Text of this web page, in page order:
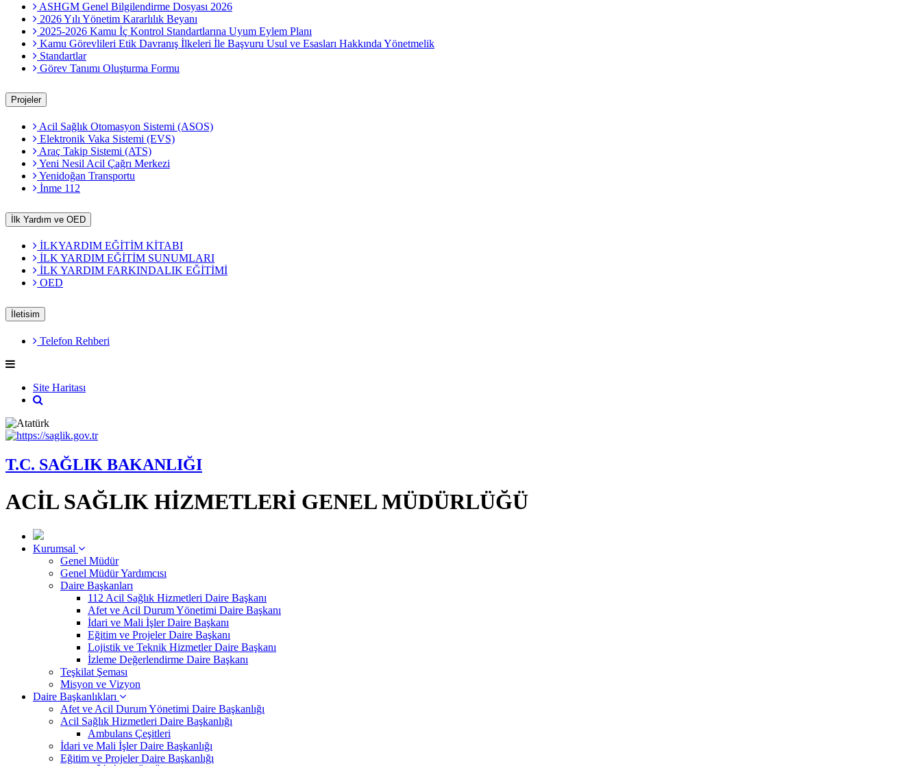
ASHGM Genel Bilgilendirme Dosyası 2026
2026 Yılı Yönetim Kararlılık Beyanı
2025-2026 Kamu İç Kontrol Standartlarına Uyum Eylem Planı
Kamu Görevlileri Etik Davranış İlkeleri İle Başvuru Usul ve Esasları Hakkında Yönetmelik
Standartlar
Görev Tanımı Oluşturma Formu
Projeler
Acil Sağlık Otomasyon Sistemi (ASOS)
Elektronik Vaka Sistemi (EVS)
Araç Takip Sistemi (ATS)
Yeni Nesil Acil Çağrı Merkezi
Yenidoğan Transportu
İnme 112
İlk Yardım ve OED
İLKYARDIM EĞİTİM KİTABI
İLK YARDIM EĞİTİM SUNUMLARI
İLK YARDIM FARKINDALIK EĞİTİMİ
OED
İletisim
Telefon Rehberi
Site Haritası
T.C. SAĞLIK BAKANLIĞI
ACİL SAĞLIK HİZMETLERİ GENEL MÜDÜRLÜĞÜ
Kurumsal
Genel Müdür
Genel Müdür Yardımcısı
Daire Başkanları
112 Acil Sağlık Hizmetleri Daire Başkanı
Afet ve Acil Durum Yönetimi Daire Başkanı
İdari ve Mali İşler Daire Başkanı
Eğitim ve Projeler Daire Başkanı
Lojistik ve Teknik Hizmetler Daire Başkanı
İzleme Değerlendirme Daire Başkanı
Teşkilat Şeması
Misyon ve Vizyon
Daire Başkanlıkları
Afet ve Acil Durum Yönetimi Daire Başkanlığı
Acil Sağlık Hizmetleri Daire Başkanlığı
Ambulans Çeşitleri
İdari ve Mali İşler Daire Başkanlığı
Eğitim ve Projeler Daire Başkanlığı